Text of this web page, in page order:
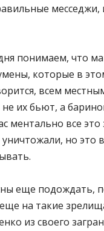
понимаем,
которые в
всем
их бьют, а
ментально все
но
еще
на такие
из своего